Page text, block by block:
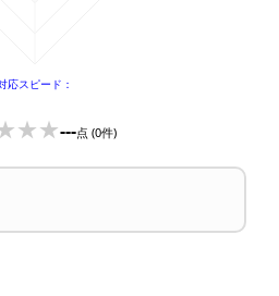
---点 (0件)